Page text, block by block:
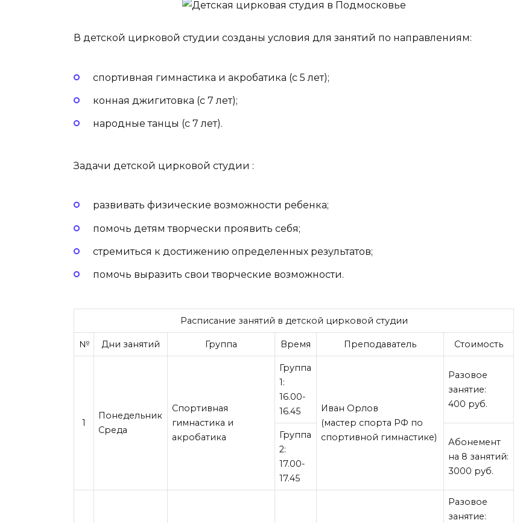
В детской цирковой студии созданы условия для занятий по направлениям:
спортивная гимнастика и акробатика (с 5 лет);
конная джигитовка (с 7 лет);
народные танцы (с 7 лет).
Задачи детской цирковой студии :
развивать физические возможности ребенка;
помочь детям творчески проявить себя;
стремиться к достижению определенных результатов;
помочь выразить свои творческие возможности.
Расписание занятий в детской цирковой студии
№ Дни занятий Группа Время Преподаватель Стоимость
1
Понедельник
Среда
Спортивная
гимнастика и
акробатика
Группа
1:
16.00-
16.45
Иван Орлов
(мастер спорта РФ по
спортивной гимнастике)
Разовое
занятие:
400 руб.
Группа
2:
17.00-
17.45
Абонемент
на 8 занятий:
3000 руб.
Разовое
занятие: